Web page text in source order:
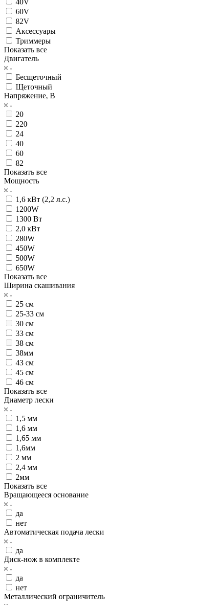
60V
82V
Аксессуары
Триммеры
Показать все
Двигатель
Бесщеточный
Щеточный
Напряжение, В
20
220
24
40
60
82
Показать все
Мощность
1,6 кВт (2,2 л.с.)
1200W
1300 Вт
2,0 кВт
280W
450W
500W
650W
Показать все
Ширина скашивания
25 см
25-33 см
30 см
33 см
38 см
38мм
43 см
45 см
46 см
Показать все
Диаметр лески
1,5 мм
1,6 мм
1,65 мм
1,6мм
2 мм
2,4 мм
2мм
Показать все
Вращающееся основание
да
нет
Автоматическая подача лески
да
Диск-нож в комплекте
да
нет
Металлический ограничитель